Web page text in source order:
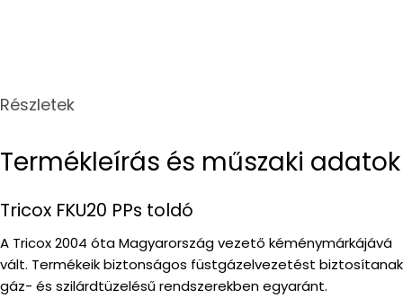
Részletek
Termékleírás és műszaki adatok
Tricox FKU20 PPs toldó
A Tricox 2004 óta Magyarország vezető kéménymárkájává
vált. Termékeik biztonságos füstgázelvezetést biztosítanak
gáz- és szilárdtüzelésű rendszerekben egyaránt.